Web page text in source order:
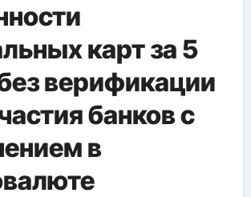
карт за 5
верификации
банков с
в